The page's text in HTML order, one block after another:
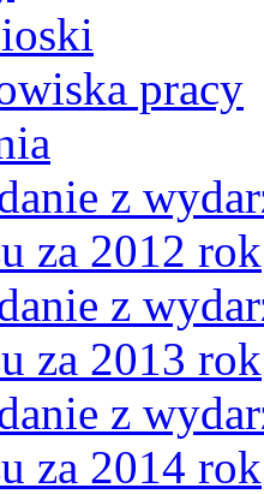
pracy
z
za 2012 rok
z
za 2013 rok
z
za 2014 rok